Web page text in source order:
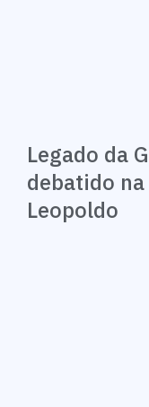
Legado da
debatido
Leopoldo